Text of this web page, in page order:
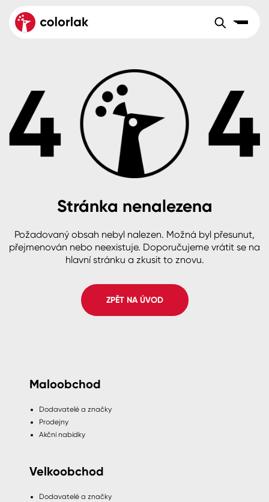
Velkoobchod Sortiment
Aktuality
Reference
O společnosti
B2B +420 800 145 555Po – Pá: 8:00–15:00
Česko
Slovensko Polsko Worldwide
Dřevo
Beton, asfalt, minerální podklady
Plast, sklo, keramika
Stěny
Fasády
Spreje
Colorlak Dekor
Colorlak Profi
Colorlak Pta
Stránka nenalezena
Požadovaný obsah nebyl nalezen. Možná byl přesunut,
přejmenován nebo neexistuje. Doporučujeme vrátit se na
hlavní stránku a zkusit to znovu.
ZPĚT NA ÚVOD
Maloobchod
Dodavatelé a značky
Prodejny
Akční nabídky
Velkoobchod
Dodavatelé a značky